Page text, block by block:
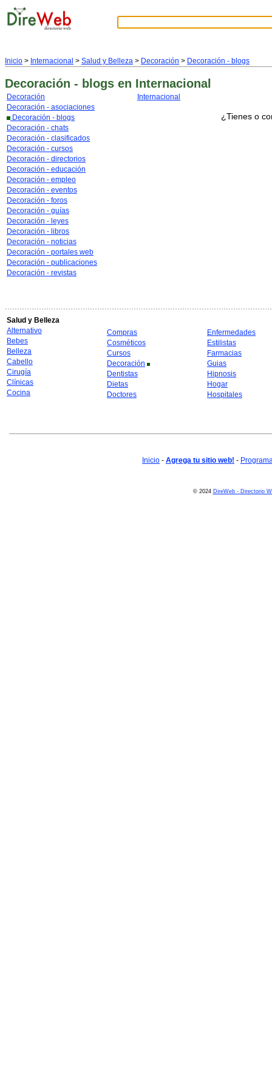
Inicio > Internacional > Salud y Belleza > Decoración > Decoración - blogs
Decoración - blogs en Internacional
Decoración
Decoración - asociaciones
Decoración - blogs
Decoración - chats
Decoración - clasificados
Decoración - cursos
Decoración - directorios
Decoración - educación
Decoración - empleo
Decoración - eventos
Decoración - foros
Decoración - guías
Decoración - leyes
Decoración - libros
Decoración - noticias
Decoración - portales web
Decoración - publicaciones
Decoración - revistas
Internacional
¿Tienes o
Salud y Belleza
Alternativo
Bebes
Belleza
Cabello
Cirugía
Clínicas
Cocina
Compras
Cosméticos
Cursos
Decoración
Dentistas
Dietas
Doctores
Enfermedades
Estilistas
Farmacias
Guias
Hipnosis
Hogar
Hospitales
Inicio - Agrega tu sitio web! -
© 2024 DireWeb - Directorio